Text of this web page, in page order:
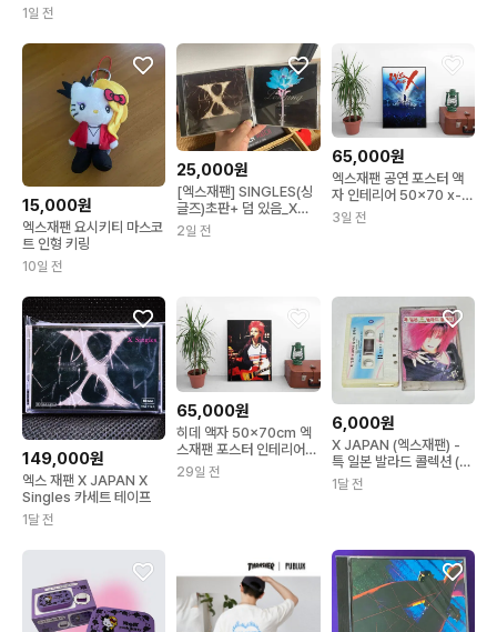
1일 전
15,000원
엑스재팬 요시키티 마스코
트 인형 키링
10일 전
25,000원
[엑스재팬] SINGLES(싱
글즈)초판+ 덤 있음_X
JAPAN
2일 전
65,000원
엑스재팬 공연 포스터 액
자 인테리어 50x70 x-
japan
3일 전
149,000원
엑스 재팬 X JAPAN X
Singles 카세트 테이프
1달 전
65,000원
히데 액자 50x70cm 엑
스재팬 포스터 인테리어
소품
29일 전
6,000원
X JAPAN (엑스재팬) -
특 일본 발라드 콜렉션 (길
보드)
1달 전